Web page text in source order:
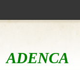
ADENCA